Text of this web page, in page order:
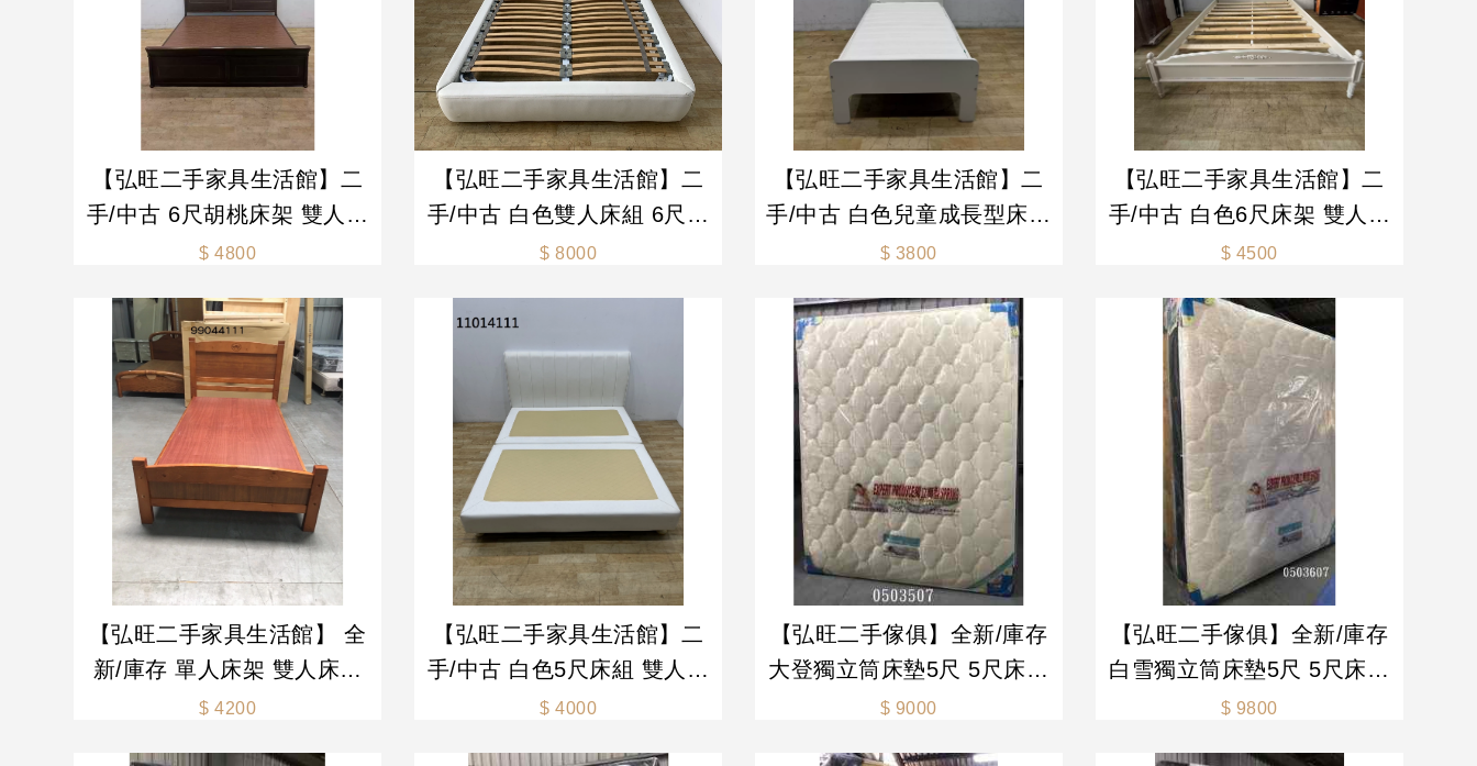
【弘旺二手家具生活館】二
手/中古 6尺胡桃床架 雙人床
架 6尺床架 組合床組 床架
$ 4800
【弘旺二手家具生活館】二
手/中古 白色雙人床組 6尺床
架 雙人床 白色床組 排骨床-
$ 8000
【弘旺二手家具生活館】二
手/中古 白色兒童成長型床架
單人床架 3尺床架 組合床組
手
$ 3800
【弘旺二手家具生活館】二
手/中古 白色6尺床架 雙人床
架 6尺床架 組合床組 床架
$ 4500
【弘旺二手家具生活館】 全
新/庫存 單人床架 雙人床架
床頭櫃 床頭箱 床尾凳 -各式
$ 4200
【弘旺二手家具生活館】二
手/中古 白色5尺床組 雙人床
架 胡桃床架 床底 床架組 床
$ 4000
【弘旺二手傢俱】全新/庫存
大登獨立筒床墊5尺 5尺床墊
床墊 獨立筒床墊-各式新舊/
$ 9000
【弘旺二手傢俱】全新/庫存
白雪獨立筒床墊5尺 5尺床墊
床墊 獨立筒床墊-各式新舊/
$ 9800